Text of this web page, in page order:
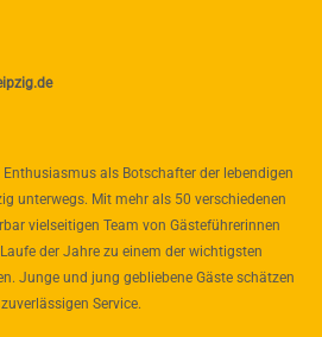
als Botschafter der lebendigen
unterwegs. Mit mehr als 50 verschiedenen
vielseitigen Team von Gästeführerinnen
der Jahre zu einem der wichtigsten
Junge und jung gebliebene Gäste schätzen
Service.